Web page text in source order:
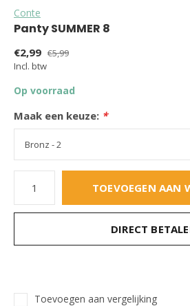
Conte
Panty SUMMER 8
€2,99 €5,99
Incl. btw
Op voorraad
Maak een keuze: *
TOEVOEGEN AAN
DIRECT
Toevoegen aan vergelijking